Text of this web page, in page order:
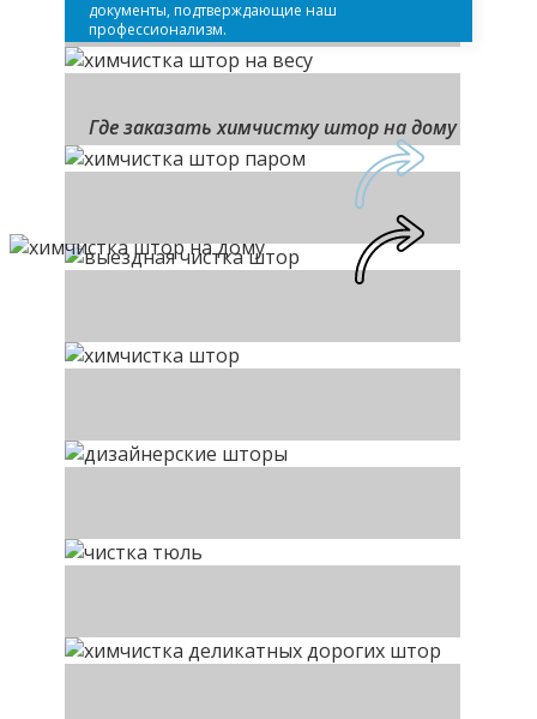
Где заказать химчистку штор на дому
документы, подтверждающие наш
профессионализм.